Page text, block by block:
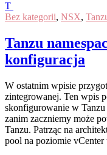
T
Bez kategorii, NSX,
Tanzu
konfiguracja
W ostatnim wpisie
zintegrowanej. Ten wpis
skonfigurowanie w Tanzu
zanim zaczniemy może
Tanzu. Patrząc na
pool na poziomie